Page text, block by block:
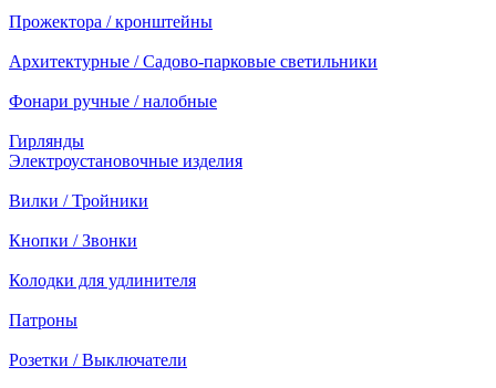
Прожектора / кронштейны
Архитектурные / Садово-парковые светильники
Фонари ручные / налобные
Гирлянды
Электроустановочные изделия
Вилки / Тройники
Кнопки / Звонки
Колодки для удлинителя
Патроны
Розетки / Выключатели